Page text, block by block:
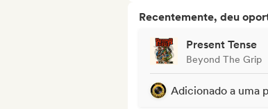
Recentemente, deu
Present Tense
Beyond The Grip
Adicionado a uma